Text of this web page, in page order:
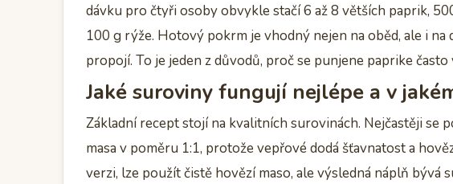
dávku pro čtyři osoby obvykle stačí 6 až 8 větších paprik,
100 g rýže. Hotový pokrm je vhodný nejen na oběd, ale i na
propojí. To je jeden z důvodů, proč se punjene paprike
Jaké suroviny fungují nejlépe a v
Základní recept stojí na kvalitních surovinách. Nejčastěji se
masa v poměru 1:1, protože vepřové dodá šťavnatost a
verzi, lze použít čistě hovězí maso, ale výsledná náplň bývá